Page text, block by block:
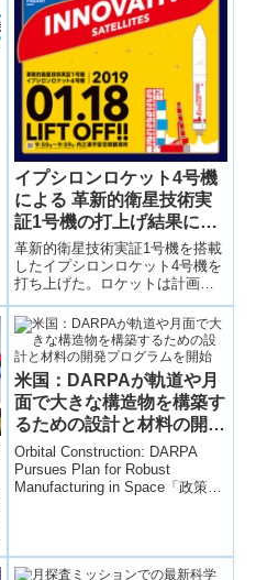
イプシロンロケット4号機
による 革新的衛星技術実
証1号機の打上げ結果につ
いて
革新的衛星技術実証1号機を搭載
したイプシロンロケット4号機を
打ち上げた。ロケットは計画ど
おり飛行し、打上げから約51分
55秒後に小型実証衛星1号機を正
常に分離したことを確認した。
米国：DARPAが軌道や月
面で大きな構造物を構築す
るための設計と材料の開発
プログラムを開始
Orbital Construction: DARPA
Pursues Plan for Robust
Manufacturing in Space「政策の